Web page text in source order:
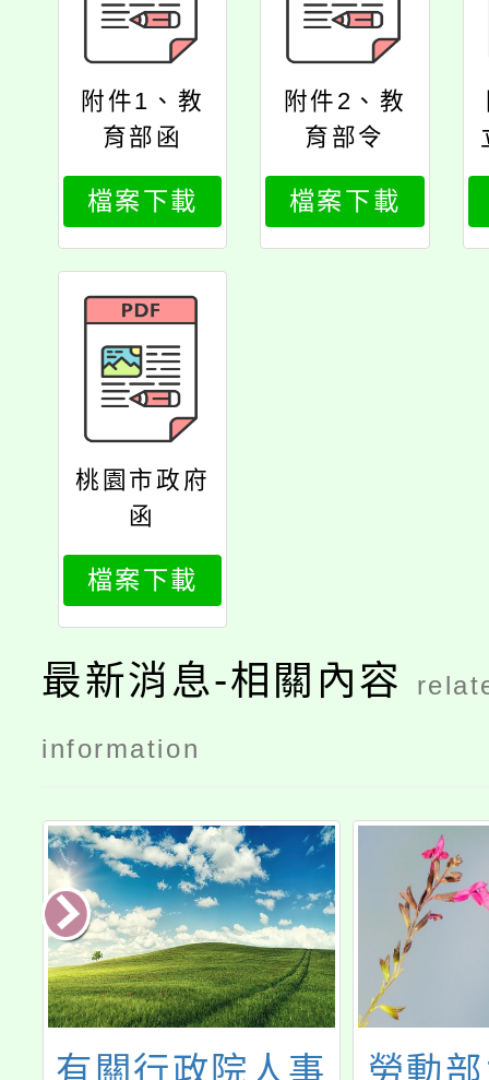
附件1、教
育部函
檔案下載
附件2、教
育部令
檔案下載
桃園市政府
函
檔案下載
最新消息-相關內容
information
有關行政院人事
勞動